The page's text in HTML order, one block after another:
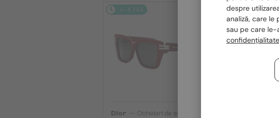
2-4 ZILE
Dior
Ochelari de soare
2-4 ZILE
despre
analiză, care
sau pe care le-
confidențialitate